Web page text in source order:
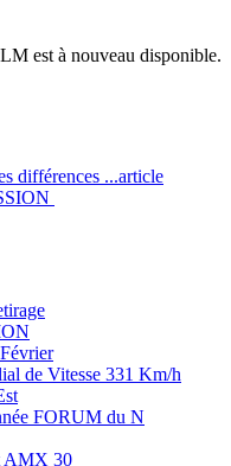
est à nouveau disponible.
différences ...article
de Vitesse 331 Km/h
FORUM du N
AMX 30